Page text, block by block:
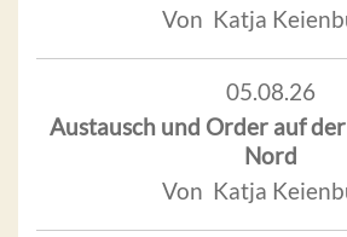
Von Katja
05.08.26
Austausch und Order auf
Nord
Von Katja